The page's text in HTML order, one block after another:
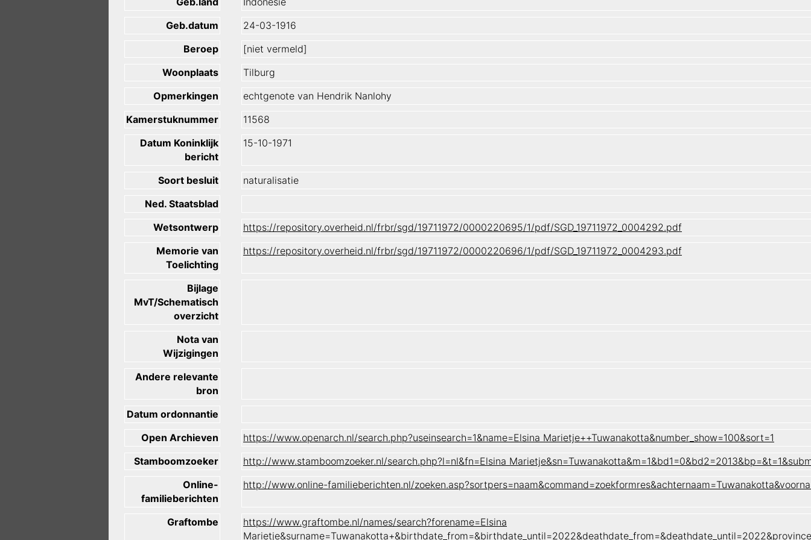
Geb.datum
24-03-1916
Beroep
[niet vermeld]
Woonplaats
Tilburg
Opmerkingen
echtgenote van Hendrik Nanlohy
Kamerstuknummer
11568
Datum Koninklijk
bericht
15-10-1971
Soort besluit
naturalisatie
Ned. Staatsblad
Wetsontwerp
https://repository.overheid.nl/frbr/sgd/19711972/0000220695/1/pdf/SGD_19711972_0004292.pdf
Memorie van
Toelichting
https://repository.overheid.nl/frbr/sgd/19711972/0000220696/1/pdf/SGD_19711972_0004293.pdf
Bijlage
MvT/Schematisch
overzicht
Nota van
Wijzigingen
Andere relevante
bron
Datum ordonnantie
Open Archieven
https://www.openarch.nl/search.php?useinsearch=1&name=Elsina Marietje++Tuwanakotta&number_show=100&sort=1
Stamboomzoeker
http://www.stamboomzoeker.nl/search.php?l=nl&fn=Elsina
Online-
familieberichten
http://www.online-familieberichten.nl/
Graftombe
https://www.graftombe.nl/names/search?forename=Elsina